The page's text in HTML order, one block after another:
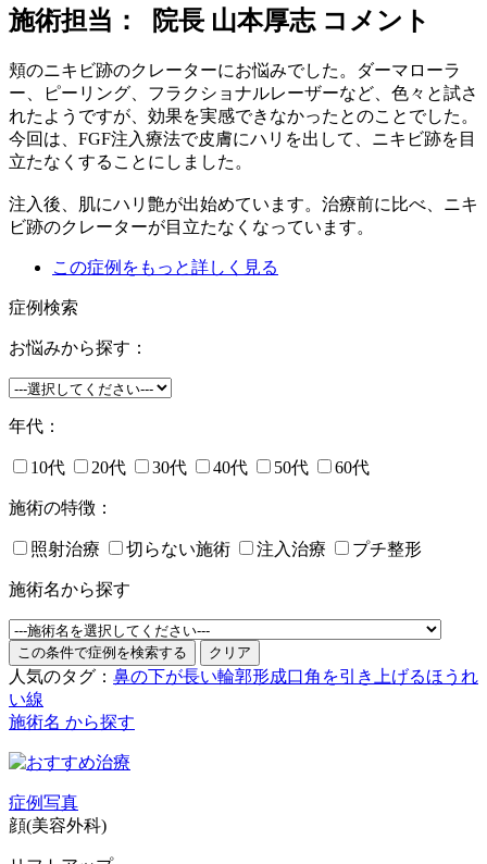
施術担当： 院長 山本厚志 コメント
頬のニキビ跡のクレーターにお悩みでした。ダーマローラ
ー、ピーリング、フラクショナルレーザーなど、色々と試さ
れたようですが、効果を実感できなかったとのことでした。
今回は、FGF注入療法で皮膚にハリを出して、ニキビ跡を目
立たなくすることにしました。
注入後、肌にハリ艶が出始めています。治療前に比べ、ニキ
ビ跡のクレーターが目立たなくなっています。
この症例をもっと詳しく見る
症例検索
お悩みから探す：
年代：
10代 20代 30代 40代 50代 60代
施術の特徴：
照射治療 切らない施術 注入治療 プチ整形
施術名から探す
人気のタグ： 鼻の下が長い輪郭形成口角を引き上げるほうれ
い線
施術名 から探す
症例写真
顔(美容外科)